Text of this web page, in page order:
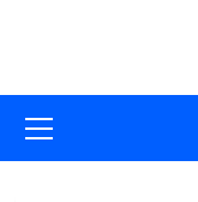
primario